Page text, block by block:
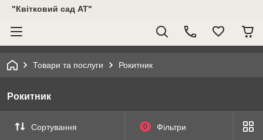
"Квітковий сад АТ"
Товари та послуги Рокитник
Рокитник
Сортування 0 Фільтри